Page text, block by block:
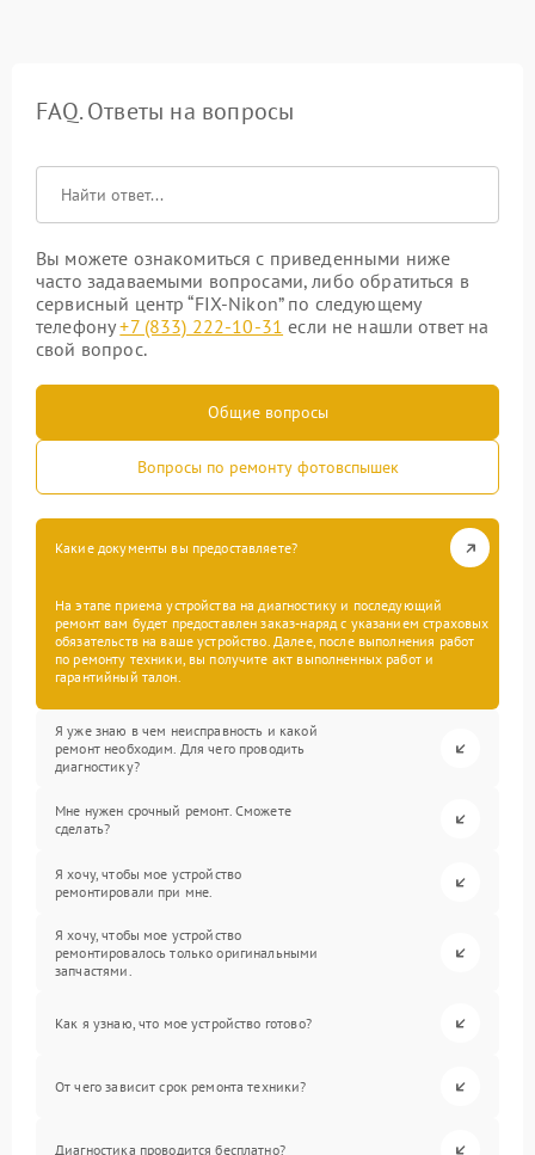
FAQ. Ответы на вопросы
Вы можете ознакомиться с приведенными ниже
часто задаваемыми вопросами, либо обратиться в
сервисный центр “FIX-Nikon” по следующему
телефону+7 (833) 222-10-31 если не нашли ответ на
свой вопрос.
Общие вопросы
Вопросы по ремонту фотовспышек
Какие документы вы предоставляете?
На этапе приема устройства на диагностику и последующий
ремонт вам будет предоставлен заказ-наряд с указанием страховых
обязательств на ваше устройство. Далее, после выполнения работ
по ремонту техники, вы получите акт выполненных работ и
гарантийный талон.
Я уже знаю в чем неисправность и какой
ремонт необходим. Для чего проводить
диагностику?
Мне нужен срочный ремонт. Сможете
сделать?
Я хочу, чтобы мое устройство
ремонтировали при мне.
Я хочу, чтобы мое устройство
ремонтировалось только оригинальными
запчастями.
Как я узнаю, что мое устройство готово?
От чего зависит срок ремонта техники?
Диагностика проводится бесплатно?